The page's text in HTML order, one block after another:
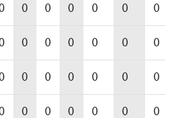
0 0 0 0 0 0
0 0 0 0 0 0
0 0 0 0 0 0
0 0 0 0 0 0